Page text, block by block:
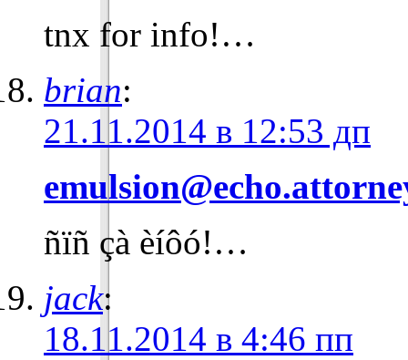
tnx for info!…
brian:
21.11.2014 в 12:53 дп
ñïñ çà èíôó!…
jack:
18.11.2014 в 4:46 пп